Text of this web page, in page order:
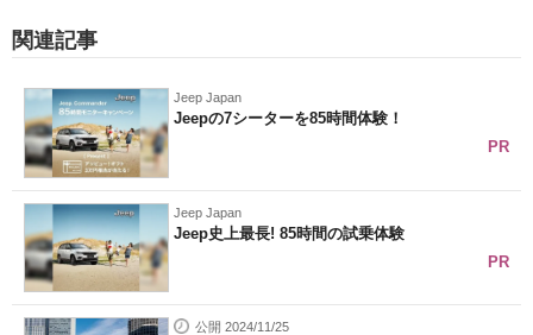
関連記事
Jeep Japan
Jeepの7シーターを85時間体験！
PR
Jeep Japan
Jeep史上最長! 85時間の試乗体験
PR
公開 2024/11/25